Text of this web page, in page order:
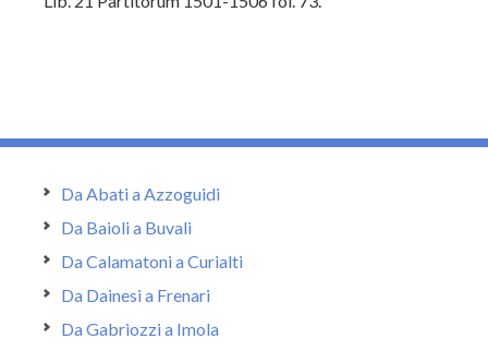
Da Abati a Azzoguidi
Da Baioli a Buvali
Da Calamatoni a Curialti
Da Dainesi a Frenari
Da Gabriozzi a Imola